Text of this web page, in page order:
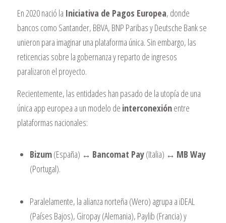
En 2020 nació la Iniciativa de Pagos Europea, donde
bancos como Santander, BBVA, BNP Paribas y Deutsche Bank se
unieron para imaginar una plataforma única. Sin embargo, las
reticencias sobre la gobernanza y reparto de ingresos
paralizaron el proyecto.
Recientemente, las entidades han pasado de la utopía de una
única app europea a un modelo de interconexiónentre
plataformas nacionales:
Bizum(España) ↔ Bancomat Pay(Italia) ↔ MB Way
(Portugal).
Paralelamente, la alianza norteña (Wero) agrupa a iDEAL
(Países Bajos), Giropay (Alemania), Paylib (Francia) y